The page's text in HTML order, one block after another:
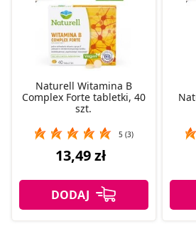
Naturell Witamina B
Complex Forte tabletki, 40
szt.
5 (3)
13,49 zł